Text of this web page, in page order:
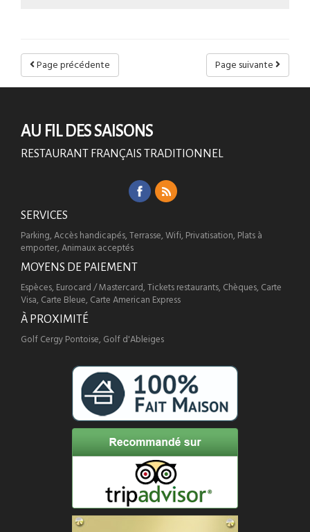
Page suivante
Page précédente
AU FIL DES SAISONS
RESTAURANT FRANÇAIS TRADITIONNEL
SERVICES
Parking, Accès handicapés, Terrasse, Wifi, Privatisation, Plats à
emporter, Animaux acceptés
MOYENS DE PAIEMENT
Espèces, Eurocard / Mastercard, Tickets restaurants, Chèques, Carte
Visa, Carte Bleue, Carte American Express
À PROXIMITÉ
Golf Cergy Pontoise, Golf d'Ableiges